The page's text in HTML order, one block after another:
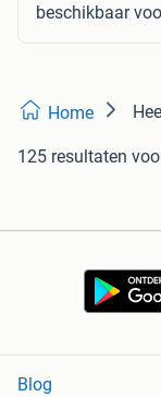
beschikbaar
Home
125 resultaten
Blog